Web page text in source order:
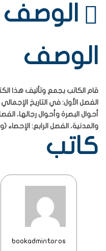
الوصف
الوصف
قام الكاتب بجمع وتأليف هذا
الفصل الأول: في التاريخ
أحوال البصرة وأحوال رجالها،
والمدنية، الفصل الرابع: الإحصاء
كاتب
bookadmintoros